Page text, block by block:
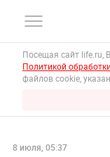
Посещая сайт life.ru,
Политикой
файлов cookie,
8 июля, 05:37